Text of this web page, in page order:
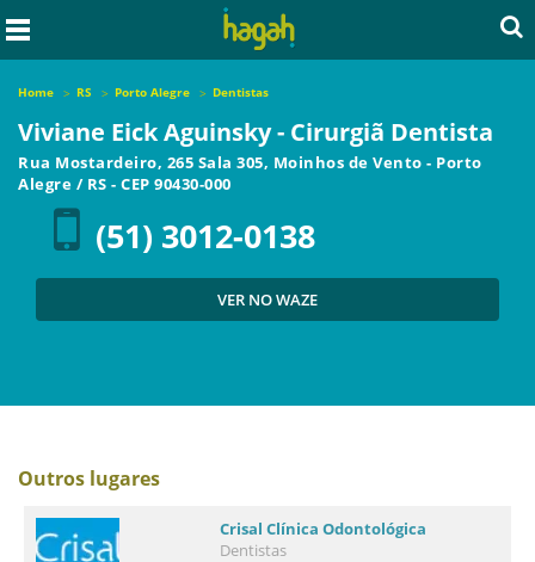
Home RS Porto Alegre Dentistas
Viviane Eick Aguinsky - Cirurgiã Dentista
Rua Mostardeiro, 265 Sala 305, Moinhos de Vento - Porto
Alegre / RS - CEP 90430-000
(51) 3012-0138
VER NO WAZE
Outros lugares
Crisal Clínica Odontológica
Dentistas